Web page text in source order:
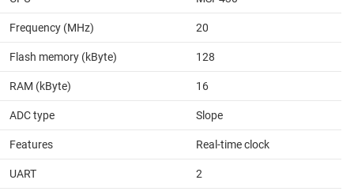
Frequency (MHz) 20
Flash memory (kByte) 128
RAM (kByte) 16
ADC type Slope
Features Real-time clock
UART 2